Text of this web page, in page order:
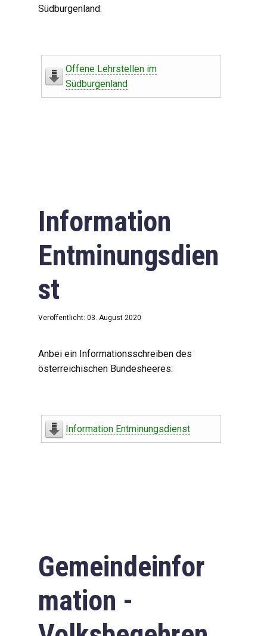
Südburgenland:
Offene Lehrstellen im
Südburgenland
Information
Entminungsdien
st
Veröffentlicht: 03. August 2020
Anbei ein Informationsschreiben des
österreichischen Bundesheeres:
Information Entminungsdienst
Gemeindeinfor
mation -